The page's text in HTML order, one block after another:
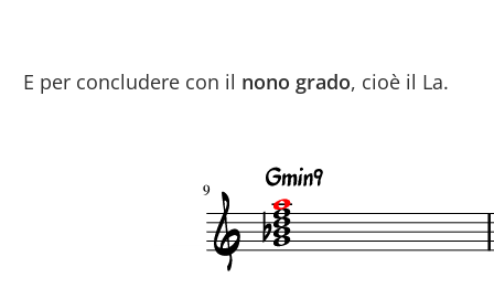
E per concludere con il nono grado, cioè il La.